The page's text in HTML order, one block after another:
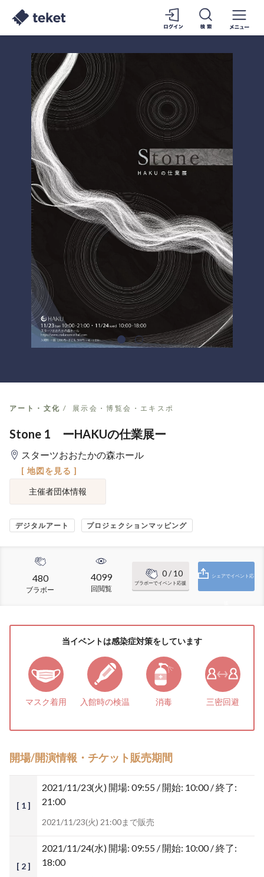
アート・文化 展示会・博覧会・エキスポ
Stone 1 ーHAKUの仕業展ー
スターツおおたかの森ホール
[ 地図を見る ]
主催者団体情報
デジタルアート プロジェクションマッピング
480
ブラボー
4099
回閲覧
0/ 10
ブラボーでイベント応援
シェアでイベント応
当イベントは感染症対策をしています
マスク着用 入館時の検温 消毒 三密回避
開場/開演情報・チケット販売期間
[ 1 ]
2021/11/23(火) 開場: 09:55 / 開始: 10:00 / 終了:
21:00
2021/11/23(火) 21:00まで販売
[ 2 ]
2021/11/24(水) 開場: 09:55 / 開始: 10:00 / 終了:
18:00